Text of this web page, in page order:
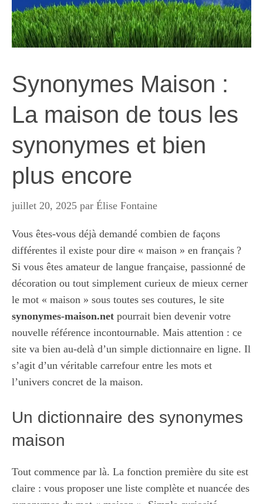
Synonymes Maison :
La maison de tous les
synonymes et bien
plus encore
juillet 20, 2025 par Élise Fontaine
Vous êtes-vous déjà demandé combien de façons
différentes il existe pour dire « maison » en français ?
Si vous êtes amateur de langue française, passionné de
décoration ou tout simplement curieux de mieux cerner
le mot « maison » sous toutes ses coutures, le site
synonymes-maison.net pourrait bien devenir votre
nouvelle référence incontournable. Mais attention : ce
site va bien au-delà d’un simple dictionnaire en ligne. Il
s’agit d’un véritable carrefour entre les mots et
l’univers concret de la maison.
Un dictionnaire des synonymes
maison
Tout commence par là. La fonction première du site est
claire : vous proposer une liste complète et nuancée des